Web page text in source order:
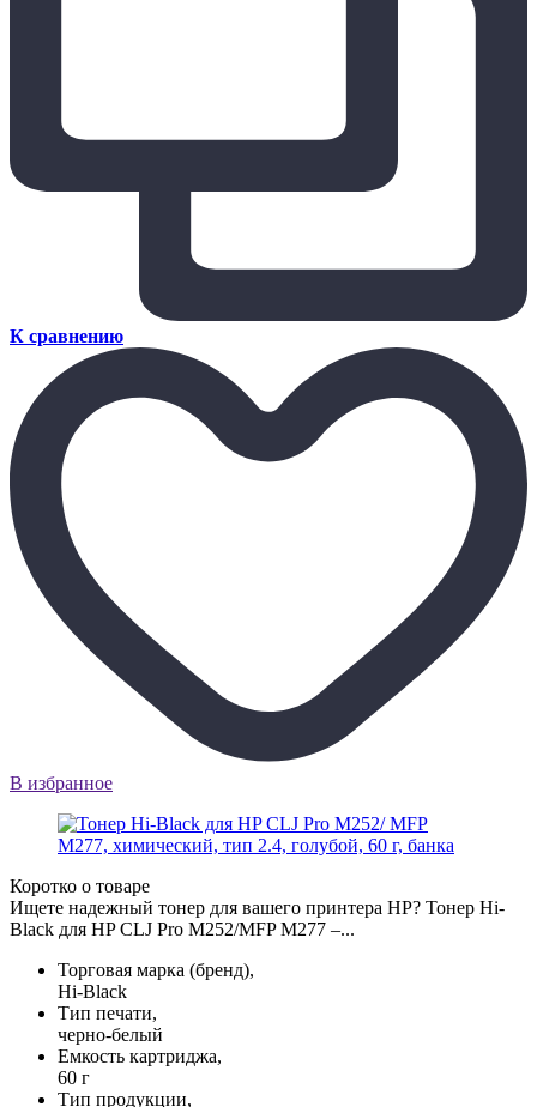
К сравнению
В избранное
Коротко о товаре
Ищете надежный тонер для вашего принтера HP? Тонер Hi-
Black для HP CLJ Pro M252/MFP M277 –...
Торговая марка (бренд),
Hi-Black
Тип печати,
черно-белый
Емкость картриджа,
60 г
Тип продукции,